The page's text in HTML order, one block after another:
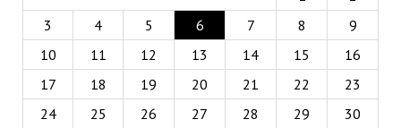
3
4 5 6 7 8
9
10
11 12 13 14 15
16
17
18 19 20 21 22
23
24
25 26 27 28 29
30